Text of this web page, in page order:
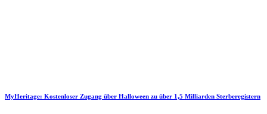
MyHeritage: Kostenloser Zugang über Halloween zu über 1,5 Milliarden Sterberegistern